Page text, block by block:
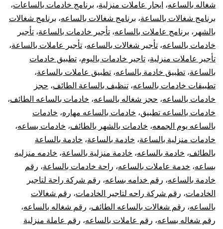
شغاله بالساعه، ايجار عاملات منزلية، برنامج خادمات بالساعات،
برنامج شغالات بالساعة، برنامج شغالات بالساعه، برنامج شغالات
بالشهر ، برنامج عاملات بالساعه، تأجير خادمات بالساعة، تأجير
خادمات بالساعه، تأجير شغالات بالساعه، تأجير عاملات بالساعة،
تأجير عاملات منزلية، تاجير خادمات باليوم، تطبيق خادمات
بالساعة، تطبيق خادمة بالساعه، تطبيق عاملات بالساعة،
تطبيقات خادمات بالساعه، تنظيف بالساعة الطائف، حجز
خادمات بالساعه، حجز شغاله بالساعه، خادمات بالساعه الطائف،
خادمات بالساعه تطبيق، خادمات بالساعه مهاره، خادمات
بالساعه يوم الجمعه، خادمات بالشهر بالطائف، خادمات بساعه،
خادمات منزلية بالساعة، خادمة بالساعة، خادمة بالساعة
بالطائف، خادمة بالساعه، خادمة منزلية بالساعة، خادمه منزليه
بساعه، خدمة عاملات بالساعه، راحة خادمات بالساعة، رقم
خادمة بالساعه، رقم خدامه بساعه، رقم شركة راحة لتاجير
الخادمات، رقم شركة راحه لتاجير الخادمات، رقم شغالات
بالساعه، رقم شغالات بالساعه الطائف، رقم شغاله بالساعه،
رقم شغاله بساعه، رقم عاملات بالساعه، رقم عاملة منزلية